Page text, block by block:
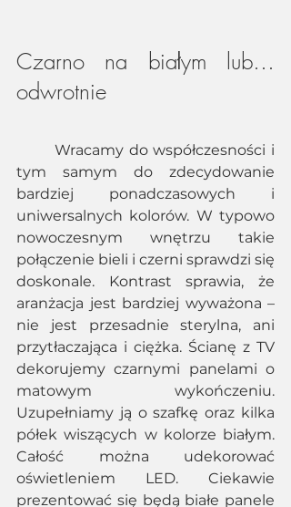
Czarno na białym lub…
odwrotnie
tym samym do zdecydowanie
bardziej ponadczasowych i
uniwersalnych kolorów. W typowo
nowoczesnym wnętrzu takie
połączenie bieli i czerni sprawdzi się
doskonale. Kontrast sprawia, że
aranżacja jest bardziej wyważona –
nie jest przesadnie sterylna, ani
przytłaczająca i ciężka. Ścianę z TV
dekorujemy czarnymi panelami o
matowym wykończeniu.
Uzupełniamy ją o szafkę oraz kilka
półek wiszących w kolorze białym.
Całość można udekorować
oświetleniem LED. Ciekawie
prezentować się będą białe panele